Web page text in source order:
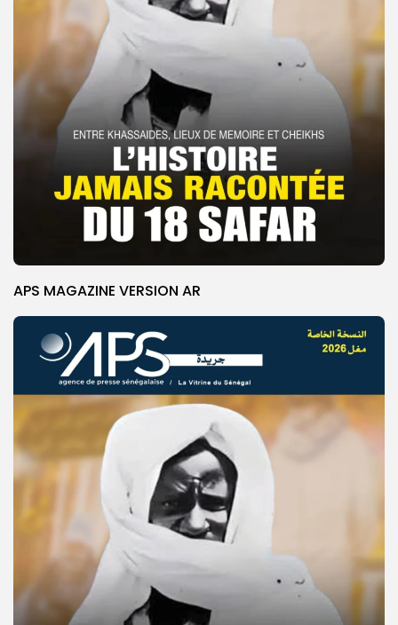
© Copyright 2025, APS
APS MAGAZINE VERSION AR